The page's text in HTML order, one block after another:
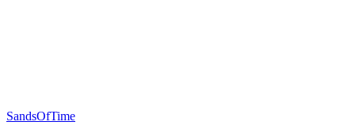
SandsOfTime